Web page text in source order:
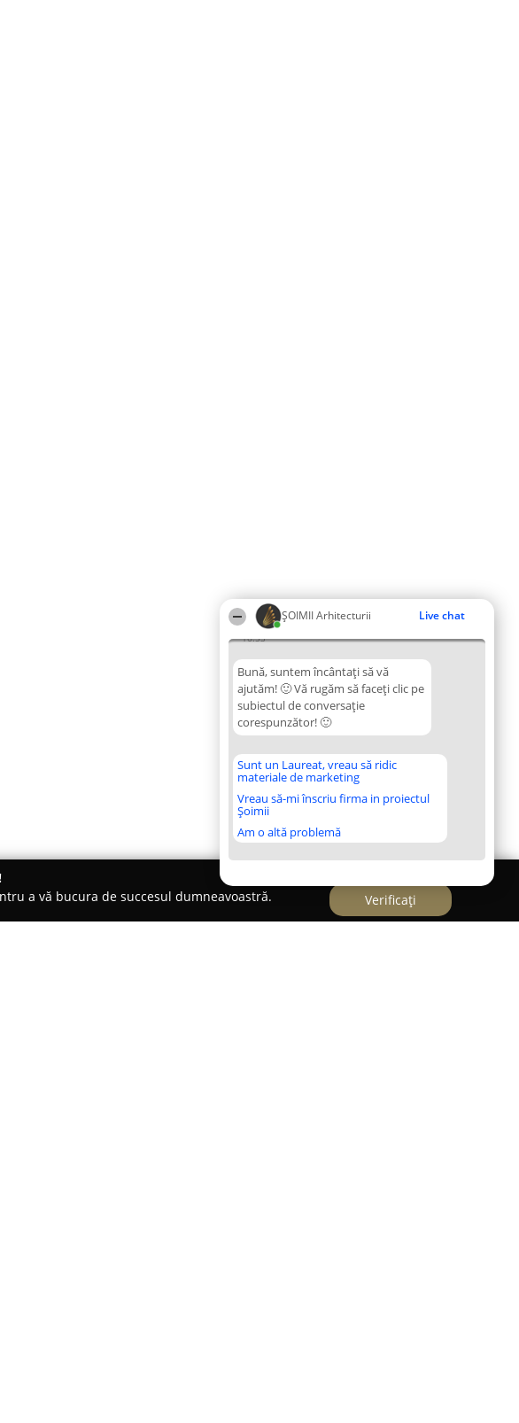
ȘOIMII Arhitecturii Live chat
16:53
Bună, suntem încântați să vă
ajutăm! 🙂 Vă rugăm să faceți clic pe
subiectul de conversație
corespunzător! 🙂
Sunt un Laureat, vreau să ridic
materiale de marketing
Vreau să-mi înscriu firma in proiectul
Șoimii
Am o altă problemă
a vă bucura de succesul dumneavoastră.
Verificați